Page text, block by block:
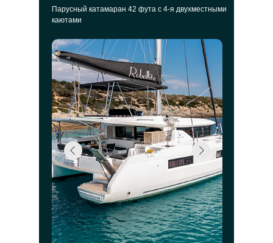
Парусный катамаран 42 фута с 4-я двухместными
каютами